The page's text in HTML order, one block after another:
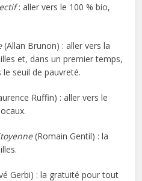
: aller vers le 100 % bio,
(Allan Brunon) : aller vers la
et, dans un premier temps,
seuil de pauvreté.
Ruffin) : aller vers le
(Romain Gentil) : la
Gerbi) : la gratuité pour tout